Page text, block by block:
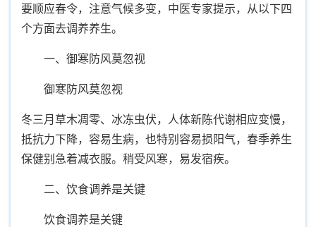
要顺应春令，注意气候多变，中医专家提示，从以下四
个方面去调养养生。
一、御寒防风莫忽视
御寒防风莫忽视
冬三月草木凋零、冰冻虫伏，人体新陈代谢相应变慢，
抵抗力下降，容易生病，也特别容易损阳气，春季养生
保健别急着减衣服。稍受风寒，易发宿疾。
二、饮食调养是关键
饮食调养是关键